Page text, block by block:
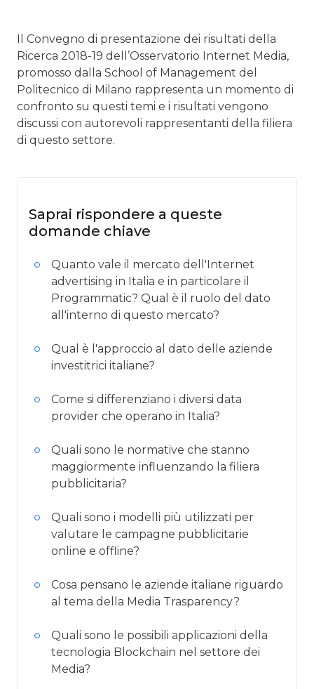
Il Convegno di presentazione dei risultati della
Ricerca 2018-19 dell’Osservatorio Internet Media,
promosso dalla School of Management del
Politecnico di Milano rappresenta un momento di
confronto su questi temi e i risultati vengono
discussi con autorevoli rappresentanti della filiera
di questo settore.
Saprai rispondere a queste
domande chiave
Quanto vale il mercato dell'Internet
advertising in Italia e in particolare il
Programmatic? Qual è il ruolo del dato
all'interno di questo mercato?
Qual è l'approccio al dato delle aziende
investitrici italiane?
Come si differenziano i diversi data
provider che operano in Italia?
Quali sono le normative che stanno
maggiormente influenzando la filiera
pubblicitaria?
Quali sono i modelli più utilizzati per
valutare le campagne pubblicitarie
online e offline?
Cosa pensano le aziende italiane riguardo
al tema della Media Trasparency?
Quali sono le possibili applicazioni della
tecnologia Blockchain nel settore dei
Media?